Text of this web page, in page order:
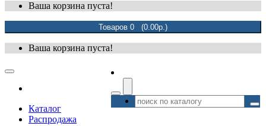
Ваша корзина пуста!
Товаров 0 (0.00р.)
Ваша корзина пуста!
Каталог
Распродажа